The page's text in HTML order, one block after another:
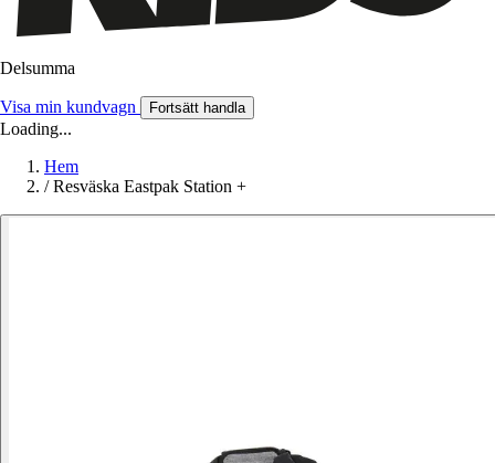
Delsumma
Visa min kundvagn Fortsätt handla
Loading...
Hem
/ Resväska Eastpak Station +